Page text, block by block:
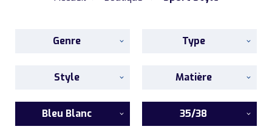
Genre Type
Style Matière
Bleu Blanc 35/38